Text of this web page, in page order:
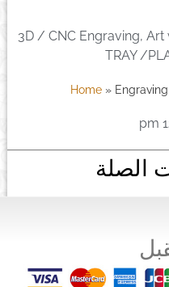
3D / CNC Engraving, Art
TRAY /
Home »
الصلة